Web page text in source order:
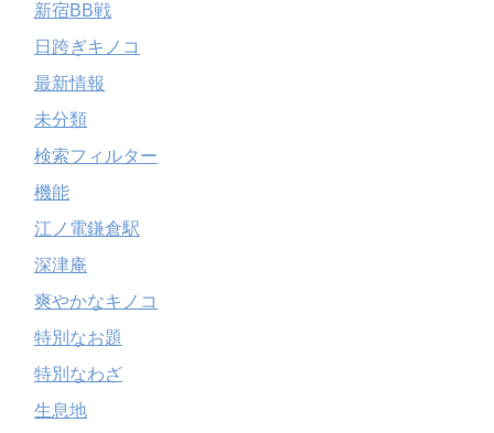
新宿BB戦
日跨ぎキノコ
最新情報
未分類
検索フィルター
機能
江ノ電鎌倉駅
深津庵
爽やかなキノコ
特別なお題
特別なわざ
生息地